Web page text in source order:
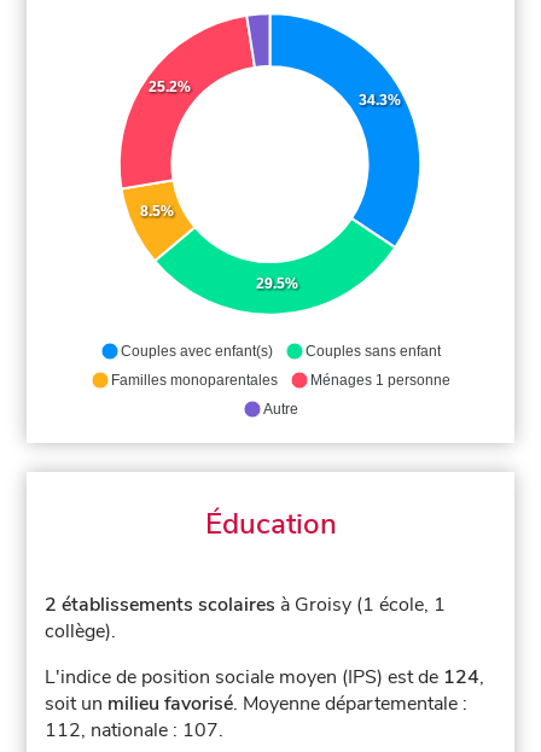
34.3%
29.5%
8.5%
25.2%
Couples avec enfant(s)
Couples sans enfant
Familles monoparentales
Ménages 1 personne
Autre
Éducation
2 établissements scolaires à Groisy (1 école, 1
collège).
L'indice de position sociale moyen (IPS) est de 124,
soit un milieu favorisé. Moyenne départementale :
112, nationale : 107.